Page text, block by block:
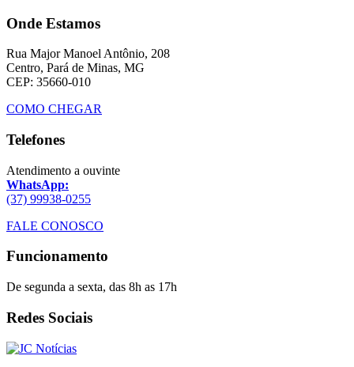
Onde Estamos
Rua Major Manoel Antônio, 208
Centro, Pará de Minas, MG
CEP: 35660-010
COMO CHEGAR
Telefones
Atendimento a ouvinte
WhatsApp:
(37) 99938-0255
FALE CONOSCO
Funcionamento
De segunda a sexta, das 8h as 17h
Redes Sociais